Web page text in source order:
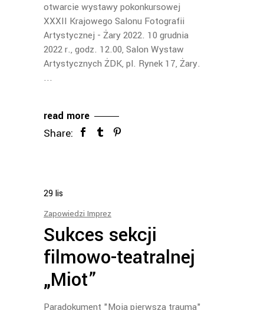
otwarcie wystawy pokonkursowej
XXXII Krajowego Salonu Fotografii
Artystycznej - Żary 2022. 10 grudnia
2022 r., godz. 12.00, Salon Wystaw
Artystycznych ŻDK, pl. Rynek 17, Żary.
read more
Share:
29lis
Zapowiedzi Imprez
Sukces sekcji
filmowo-teatralnej
„Miot”
Paradokument "Moja pierwsza trauma"